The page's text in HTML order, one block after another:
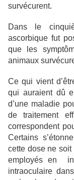
survécurent.
Dans le
ascorbique fut
que les
animaux
Ce qui vient
qui auraient dû
d’une maladie
de traitement
correspondent
Certains
cette dose ne
employés en
intraoculaire